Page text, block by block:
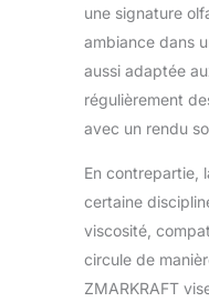
fourni
obtenir
non
intérieur
facile à
dB)
(fort/
pour
élégant
une signature
ambiance dans
aussi adaptée
régulièrement
avec un rendu
En contrepartie,
certaine
viscosité,
circule de
ZMARKRAFT